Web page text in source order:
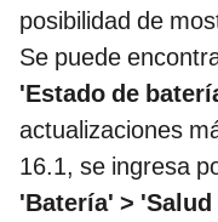
posibilidad de
Se puede
'Estado de
actualizaciones
16.1, se ingresa
'Batería' >